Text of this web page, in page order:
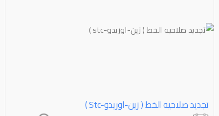
تجديد صلاحيه الخط ( زين-اوريدو-⁦⁦stc⁩⁩ )